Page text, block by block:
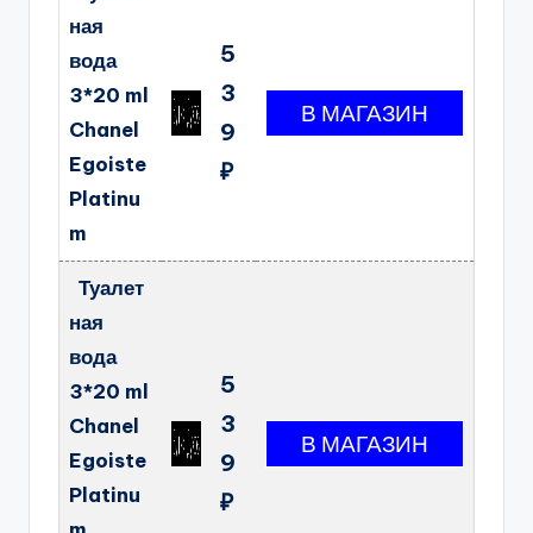
ная
вода
3*20 ml
Chanel
Egoiste
Platinu
m
5
3
9
₽
Туалет
ная
вода
3*20 ml
Chanel
Egoiste
Platinu
5
3
9
₽